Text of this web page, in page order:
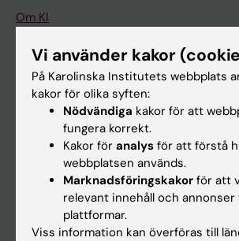
Om KI
På gång
Nyheter
Kalender
Vi använder kakor
På Karolinska Institutets webbplats
kakor för olika syften:
Nödvändiga kakor för att
fungera korrekt.
Kakor för analys för att förstå
webbplatsen används.
Marknadsföringskakor för att
relevant innehåll och
plattformar.
Viss information kan överföras till